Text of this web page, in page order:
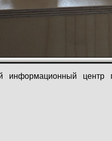
информационный